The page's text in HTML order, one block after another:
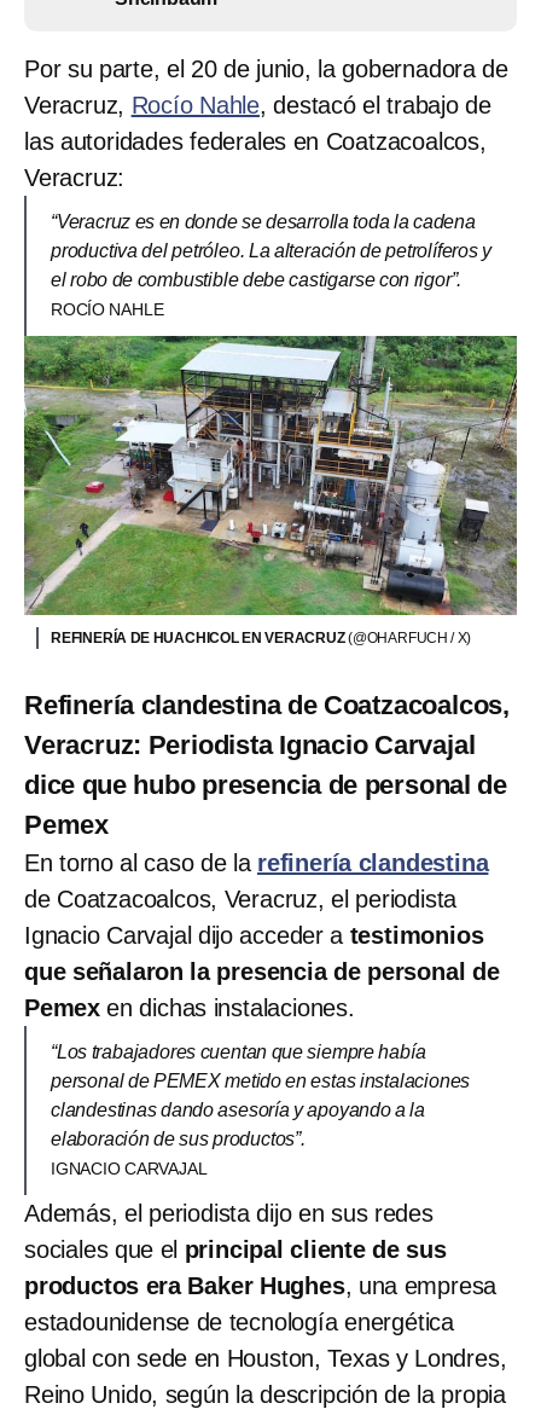
Por su parte, el 20 de junio, la gobernadora de
Veracruz, Rocío Nahle, destacó el trabajo de
las autoridades federales en Coatzacoalcos,
Veracruz:
“Veracruz es en donde se desarrolla toda la cadena
productiva del petróleo. La alteración de petrolíferos y
el robo de combustible debe castigarse con rigor”.
ROCÍO NAHLE
REFINERÍA DE HUACHICOL EN VERACRUZ(@OHARFUCH / X)
Refinería clandestina de Coatzacoalcos,
Veracruz: Periodista Ignacio Carvajal
dice que hubo presencia de personal de
Pemex
En torno al caso de la refinería clandestina
de Coatzacoalcos, Veracruz, el periodista
Ignacio Carvajal dijo acceder a testimonios
que señalaron la presencia de personal de
Pemex en dichas instalaciones.
“Los trabajadores cuentan que siempre había
personal de PEMEX metido en estas instalaciones
clandestinas dando asesoría y apoyando a la
elaboración de sus productos”.
IGNACIO CARVAJAL
Además, el periodista dijo en sus redes
sociales que el principal cliente de sus
productos era Baker Hughes, una empresa
estadounidense de tecnología energética
global con sede en Houston, Texas y Londres,
Reino Unido, según la descripción de la propia